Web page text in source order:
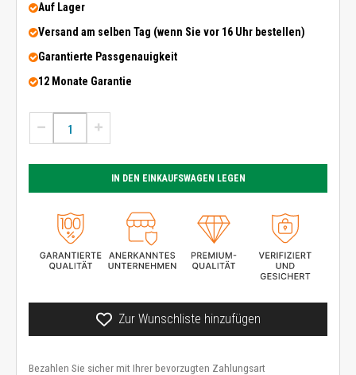
Auf Lager
Versand am selben Tag (wenn Sie vor 16 Uhr bestellen)
Garantierte Passgenauigkeit
12 Monate Garantie
IN DEN EINKAUFSWAGEN LEGEN
Zur Wunschliste hinzufügen
Bezahlen Sie sicher mit Ihrer bevorzugten Zahlungsart